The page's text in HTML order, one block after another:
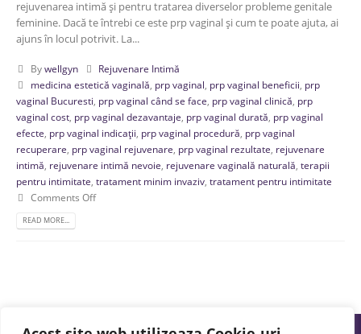
rejuvenarea intimă și pentru tratarea diverselor probleme genitale
feminine. Dacă te întrebi ce este prp vaginal și cum te poate ajuta, ai
ajuns în locul potrivit. La...
Bywellgyn
Rejuvenare Intimă
medicina estetică vaginală, prp vaginal, prp vaginal beneficii, prp
vaginal Bucuresti, prp vaginal când se face, prp vaginal clinică, prp
vaginal cost, prp vaginal dezavantaje, prp vaginal durată, prp vaginal
efecte, prp vaginal indicații, prp vaginal procedură, prp vaginal
recuperare, prp vaginal rejuvenare, prp vaginal rezultate, rejuvenare
intimă, rejuvenare intimă nevoie, rejuvenare vaginală naturală, terapii
pentru intimitate, tratament minim invaziv, tratament pentru intimitate
Comments Off
READ MORE...